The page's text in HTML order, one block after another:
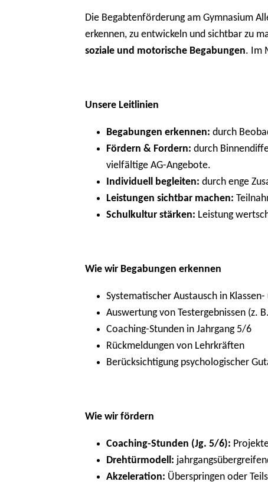
Die Begabtenförderung am Gymnasium
erkennen, zu entwickeln und sichtbar zu
soziale und motorische Begabungen. Im
Unsere Leitlinien
Begabungen erkennen: durch
Fördern & Fordern: durch
vielfältige AG-Angebote.
Individuell begleiten: durch enge
Leistungen sichtbar machen:
Schulkultur stärken: Leistung
Wie wir Begabungen erkennen
Systematischer Austausch in
Auswertung von Testergebnissen (z.
Coaching-Stunden in Jahrgang 5/6
Rückmeldungen von Lehrkräften
Berücksichtigung psychologischer
Wie wir fördern
Coaching-Stunden (Jg. 5/6):
Drehtürmodell:
Akzeleration: Überspringen oder